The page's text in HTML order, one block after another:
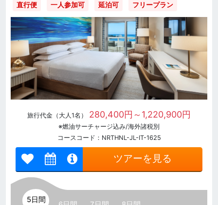
直行便 一人参加可 延泊可 フリープラン
旅行代金（大人1名） 280,400円～1,220,900円
※燃油サーチャージ込み/海外諸税別
コースコード：NRTHNL-JL-IT-1625
ツアーを見る
5日間